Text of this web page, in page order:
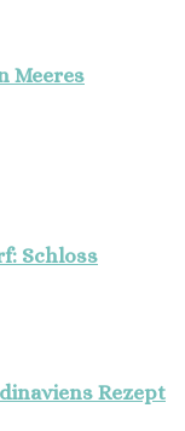
Meeres
Schloss
Rezept